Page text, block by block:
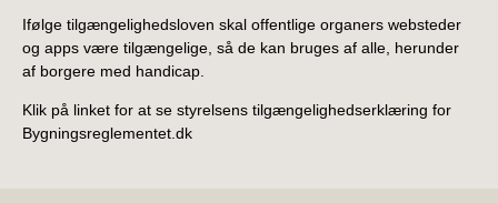
Ifølge tilgængelighedsloven skal offentlige organers websteder
og apps være tilgængelige, så de kan bruges af alle, herunder
af borgere med handicap.
Klik på linket for at se styrelsens tilgængelighedserklæring for
Bygningsreglementet.dk